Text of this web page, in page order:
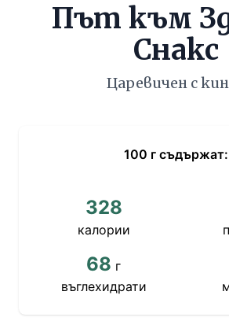
Път към
Снакс
Царевичен с
100 г съдържат:
328
калории
68 г
въглехидрати